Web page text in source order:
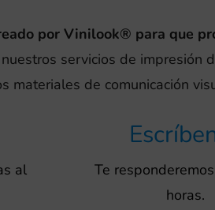
por Vinilook® para que
servicios de impresión
materiales de comunicación
al
Te
horas.